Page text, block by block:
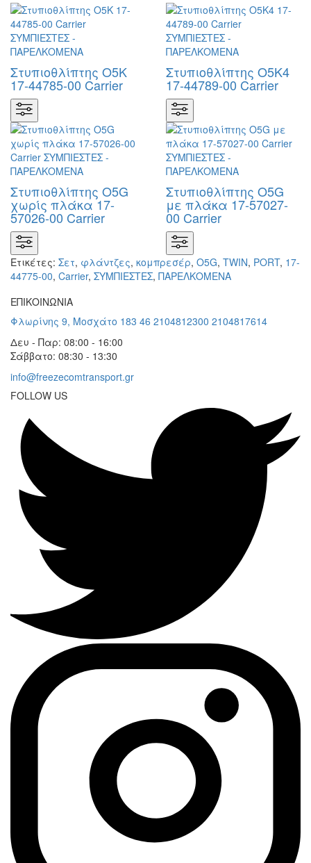
Στυπιοθλίπτης Ο5Κ
17-44785-00 Carrier
Στυπιοθλίπτης Ο5Κ4
17-44789-00 Carrier
Στυπιοθλίπτης Ο5G
χωρίς πλάκα 17-
57026-00 Carrier
Στυπιοθλίπτης Ο5G
με πλάκα 17-57027-
00 Carrier
Ετικέτες: Σετ, φλάντζες, κομπρεσέρ, O5G, TWIN, PORT, 17-
44775-00, Carrier, ΣΥΜΠΙΕΣΤΕΣ, ΠΑΡΕΛΚΟΜΕΝΑ
ΕΠΙΚΟΙΝΩΝΙΑ
Φλωρίνης 9, Μοσχάτο 183 46 2104812300 2104817614
Δευ - Παρ: 08:00 - 16:00
Σάββατο: 08:30 - 13:30
info@freezecomtransport.gr
FOLLOW US